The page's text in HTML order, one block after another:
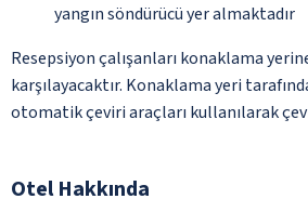
yangın söndürücü yer almaktadır
Resepsiyon çalışanları konaklama
karşılayacaktır. Konaklama yeri
otomatik çeviri araçları kullanılarak
Otel Hakkında